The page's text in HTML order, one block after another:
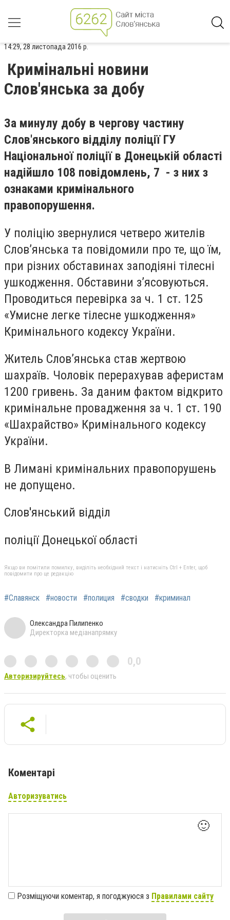
14:29, 28 листопада 2016 р.
Кримінальні новини
Слов'янська за добу
За минулу добу в чергову частину
Слов'янського відділу поліції ГУ
Національної поліції в Донецькій області
надійшло 108 повідомлень, 7 - з них з
ознаками кримінального
правопорушення.
У поліцію звернулися четверо жителів
Слов’янська та повідомили про те, що їм,
при різних обставинах заподіяні тілесні
ушкодження. Обставини з’ясовуються.
Проводиться перевірка за ч. 1 ст. 125
«Умисне легке тілесне ушкодження»
Кримінального кодексу України.
Житель Слов’янська став жертвою
шахраїв. Чоловік перерахував аферистам
1200 гривень. За даним фактом відкрито
кримінальне провадження за ч. 1 ст. 190
«Шахрайство» Кримінального кодексу
України.
В Лимані кримінальних правопорушень
не допущено.
Слов'янський відділ
поліції Донецької області
Якщо ви помітили помилку, виділіть необхідний текст і натисніть Ctrl + Enter, щоб
повідомити про це редакцію
#Славянск #новости #полиция #сводки #криминал
Олександра Пилипенко
Директорка медіанапрямку
0,0
Авторизируйтесь, чтобы оценить
Коментарі
Авторизуватись
🙂
Розміщуючи коментар, я погоджуюся з Правилами сайту